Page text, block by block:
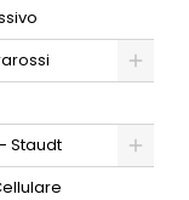
Staudt